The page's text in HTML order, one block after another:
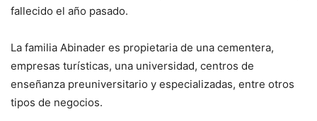
fallecido el año pasado.
La familia Abinader es propietaria de una cementera,
empresas turísticas, una universidad, centros de
enseñanza preuniversitario y especializadas, entre otros
tipos de negocios.